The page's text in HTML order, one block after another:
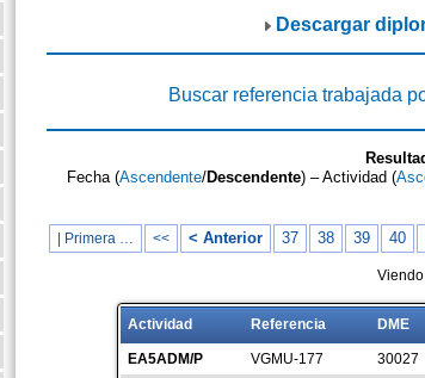
Descargar
Buscar referencia trabajada
Fecha (Ascendente/Descendente) – Actividad (
| Primera … << < Anterior 37 38 39 40
Actividad Referencia DME
EA5ADM/P VGMU-177 30027